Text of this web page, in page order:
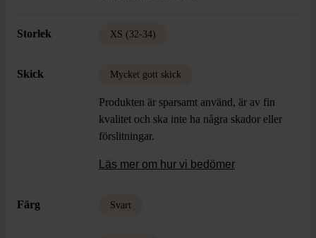
Storlek XS (32-34)
Skick Mycket gott skick
Produkten är sparsamt använd, är av fin
kvalitet och ska inte ha några skador eller
förslitningar.
Läs mer om hur vi bedömer
Färg Svart